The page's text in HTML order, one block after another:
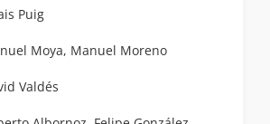
Puig
Moya, Manuel Moreno
David Valdés